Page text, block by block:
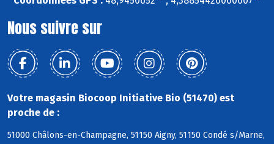
Nous suivre sur
Votre magasin Biocoop Initiative Bio (51470) est
proche de :
51000 Châlons-en-Champagne, 51150 Aigny, 51150 Condé s/Marne,